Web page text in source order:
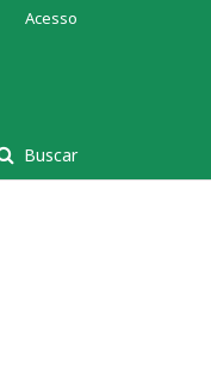
Buscar
Acesso